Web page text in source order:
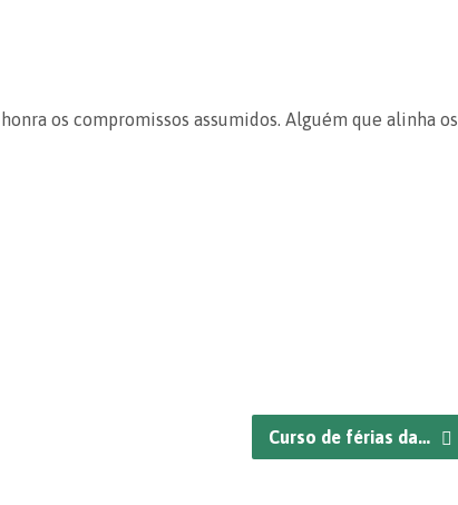
os compromissos assumidos. Alguém que alinha os
Curso de férias da…